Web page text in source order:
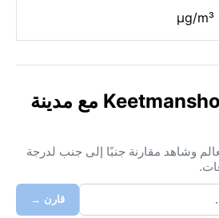
قارن طقس Keetmanshoop مع مدينة
وشاهد مقارنة جنبًا إلى جنب لدرجة
قارن →